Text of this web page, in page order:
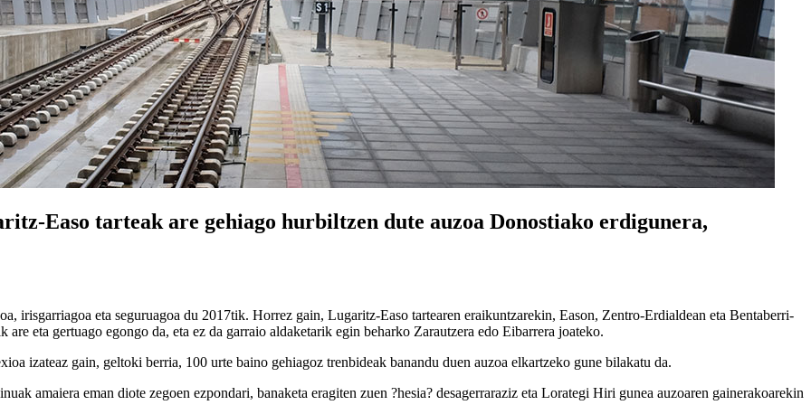
Easo tarteak are gehiago hurbiltzen dute auzoa Donostiako erdigunera,
irisgarriagoa eta seguruagoa du 2017tik. Horrez gain, Lugaritz-Easo tartearen eraikuntzarekin, Eason, Zentro-Erdialdean eta Bentaberri-
eta gertuago egongo da, eta ez da garraio aldaketarik egin beharko Zarautzera edo Eibarrera joateko.
izateaz gain, geltoki berria, 100 urte baino gehiagoz trenbideak banandu duen auzoa elkartzeko gune bilakatu da.
amaiera eman diote zegoen ezpondari, banaketa eragiten zuen ?hesia? desagerraraziz eta Lorategi Hiri gunea auzoaren gainerakoarekin